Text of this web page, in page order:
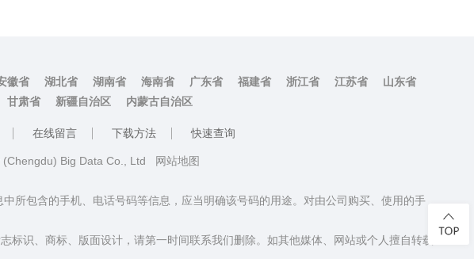
徽省 湖北省 湖南省 海南省 广东省 福建省 浙江省 江苏省
山东省
甘肃省 新疆自治区 内蒙古自治区
在线留言 下载方法 快速查询
(Chengdu) Big Data Co., Ltd
网站地图
所包含的手机、电话号码等信息，应当明确该号码的用途。对由公司购买、使用的手
识、商标、版面设计，请第一时间联系我们删除。如其他媒体、网站或个人擅自转载